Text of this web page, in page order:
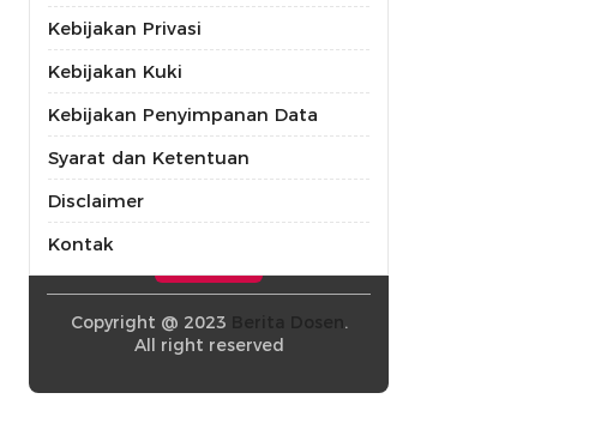
Kebijakan Privasi
Kebijakan Kuki
Kebijakan Penyimpanan Data
Syarat dan Ketentuan
Disclaimer
Kontak
Copyright @ 2023
.
All right reserved